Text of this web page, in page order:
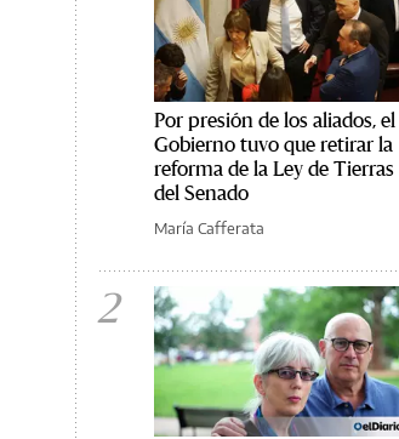
Por presión de los aliados, el
Gobierno tuvo que retirar la
reforma de la Ley de Tierras
del Senado
María Cafferata
2